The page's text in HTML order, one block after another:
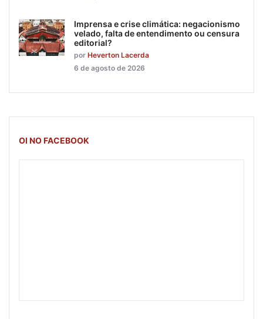
Imprensa e crise climática: negacionismo
velado, falta de entendimento ou censura
editorial?
por Heverton Lacerda
6 de agosto de 2026
OI NO FACEBOOK